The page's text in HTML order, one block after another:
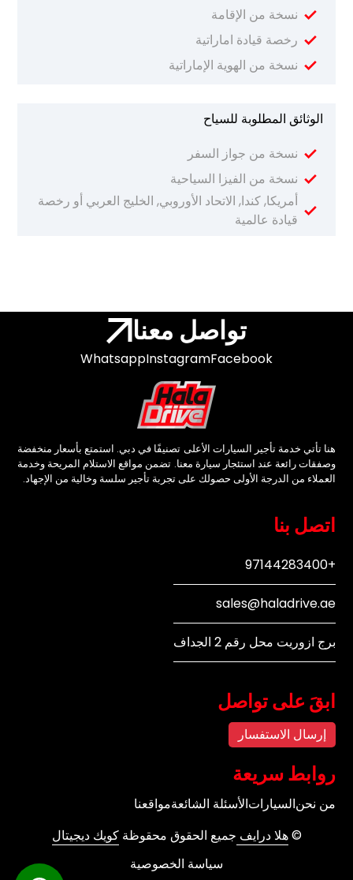
نسخة من الإقامة
رخصة قيادة اماراتية
نسخة من الهوية الإماراتية
الوثائق المطلوبة للسياح
نسخة من جواز السفر
نسخة من الفيزا السياحية
أمريكا, كندا, الاتحاد الأوروبي, الخليج العربي أو رخصة
قيادة عالمية
تواصل معنا
Facebook
Instagram
Whatsapp
هنا تأتي خدمة تأجير السيارات الأعلى تصنيفًا في دبي. استمتع بأسعار منخفضة
وصفقات رائعة عند استئجار سيارة معنا. تضمن مواقع الاستلام المريحة وخدمة
العملاء من الدرجة الأولى حصولك على تجربة تأجير سلسة وخالية من الإجهاد.
اتصل بنا
+97144283400
sales@haladrive.ae
برج ازوريت محل رقم 2 الجداف
ابقَ على تواصل
إرسال الاستفسار
روابط سريعة
من نحنالسياراتالأسئلة الشائعةمواقعنا
©هلا درايف جميع الحقوق محقوظةكويك ديجيتال
سياسة الخصوصية